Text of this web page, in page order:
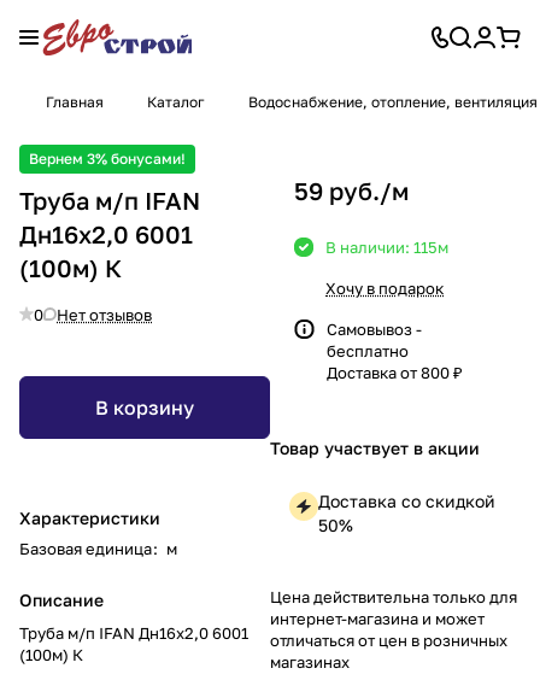
Главная Каталог Водоснабжение, отопление, вентиляция
Вернем 3% бонусами!
Труба м/п IFAN
Дн16х2,0 6001
(100м) К
0 Нет отзывов
В корзину
Характеристики
Базовая единица: м
Описание
Труба м/п IFAN Дн16х2,0 6001
(100м) К
59 руб./м
В наличии: 115м
Хочу в подарок
Самовывоз -
бесплатно
Доставка от 800 ₽
Товар участвует в акции
Доставка со скидкой
50%
Цена действительна только для
интернет-магазина и может
отличаться от цен в розничных
магазинах